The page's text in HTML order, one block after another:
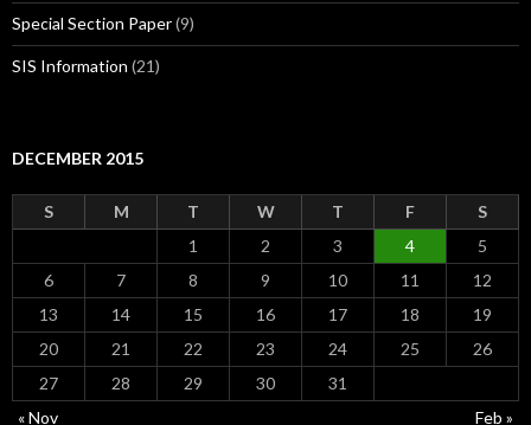
Special Section Paper(9)
SIS Information (21)
DECEMBER 2015
S M T W T F
S
1
2 3 4
5
6
7 8 9 10 11
12
13
14 15 16 17 18
19
20
21 22 23 24 25
26
27
28 29 30
31
« Nov
Feb »